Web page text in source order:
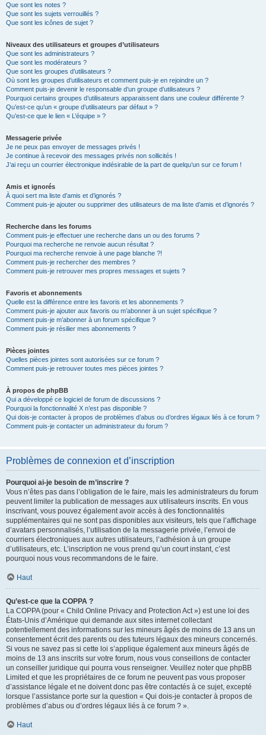
Que sont les notes ?
Que sont les sujets verrouillés ?
Que sont les icônes de sujet ?
Niveaux des utilisateurs et groupes d’utilisateurs
Que sont les administrateurs ?
Que sont les modérateurs ?
Que sont les groupes d’utilisateurs ?
Où sont les groupes d’utilisateurs et comment puis-je en rejoindre un ?
Comment puis-je devenir le responsable d’un groupe d’utilisateurs ?
Pourquoi certains groupes d’utilisateurs apparaissent dans une couleur différente ?
Qu’est-ce qu’un « groupe d’utilisateurs par défaut » ?
Qu’est-ce que le lien « L’équipe » ?
Messagerie privée
Je ne peux pas envoyer de messages privés !
Je continue à recevoir des messages privés non sollicités !
J’ai reçu un courrier électronique indésirable de la part de quelqu’un sur ce forum !
Amis et ignorés
À quoi sert ma liste d’amis et d’ignorés ?
Comment puis-je ajouter ou supprimer des utilisateurs de ma liste d’amis et d’ignorés ?
Recherche dans les forums
Comment puis-je effectuer une recherche dans un ou des forums ?
Pourquoi ma recherche ne renvoie aucun résultat ?
Pourquoi ma recherche renvoie à une page blanche ?!
Comment puis-je rechercher des membres ?
Comment puis-je retrouver mes propres messages et sujets ?
Favoris et abonnements
Quelle est la différence entre les favoris et les abonnements ?
Comment puis-je ajouter aux favoris ou m’abonner à un sujet spécifique ?
Comment puis-je m’abonner à un forum spécifique ?
Comment puis-je résilier mes abonnements ?
Pièces jointes
Quelles pièces jointes sont autorisées sur ce forum ?
Comment puis-je retrouver toutes mes pièces jointes ?
À propos de phpBB
Qui a développé ce logiciel de forum de discussions ?
Pourquoi la fonctionnalité X n’est pas disponible ?
Qui dois-je contacter à propos de problèmes d’abus ou d’ordres légaux liés à ce forum ?
Comment puis-je contacter un administrateur du forum ?
Problèmes de connexion et d’inscription
Pourquoi ai-je besoin de m’inscrire ?
Vous n’êtes pas dans l’obligation de le faire, mais les administrateurs du forum
peuvent limiter la publication de messages aux utilisateurs inscrits. En vous
inscrivant, vous pouvez également avoir accès à des fonctionnalités
supplémentaires qui ne sont pas disponibles aux visiteurs, tels que l’affichage
d’avatars personnalisés, l’utilisation de la messagerie privée, l’envoi de
courriers électroniques aux autres utilisateurs, l’adhésion à un groupe
d’utilisateurs, etc. L’inscription ne vous prend qu’un court instant, c’est
pourquoi nous vous recommandons de le faire.
Haut
Qu’est-ce que la COPPA ?
La COPPA (pour « Child Online Privacy and Protection Act ») est une loi des
États-Unis d’Amérique qui demande aux sites internet collectant
potentiellement des informations sur les mineurs âgés de moins de 13 ans un
consentement écrit des parents ou des tuteurs légaux des mineurs concernés.
Si vous ne savez pas si cette loi s’applique également aux mineurs âgés de
moins de 13 ans inscrits sur votre forum, nous vous conseillons de contacter
un conseiller juridique qui pourra vous renseigner. Veuillez noter que phpBB
Limited et que les propriétaires de ce forum ne peuvent pas vous proposer
d’assistance légale et ne doivent donc pas être contactés à ce sujet, excepté
lorsque l’assistance porte sur la question « Qui dois-je contacter à propos de
problèmes d’abus ou d’ordres légaux liés à ce forum ? ».
Haut